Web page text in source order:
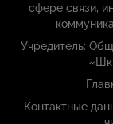
сфере связи,
Учредитель:
Контактные